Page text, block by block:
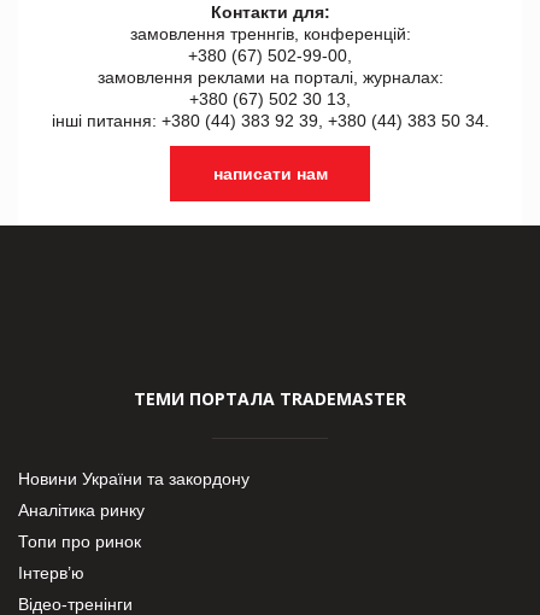
Контакти для:
замовлення треннгів, конференцій:
+380 (67) 502-99-00,
замовлення реклами на порталі, журналах:
+380 (67) 502 30 13,
інші питання: +380 (44) 383 92 39, +380 (44) 383 50 34.
написати нам
ТЕМИ ПОРТАЛА TRADEMASTER
Новини України та закордону
Аналітика ринку
Топи про ринок
Інтерв’ю
Відео-тренінги